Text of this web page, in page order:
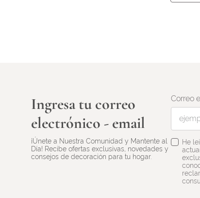
Ingresa tu correo
electrónico - email
¡Únete a Nuestra Comunidad y Mantente al
Día! Recibe ofertas exclusivas, novedades y
consejos de decoración para tu hogar.
Correo
He